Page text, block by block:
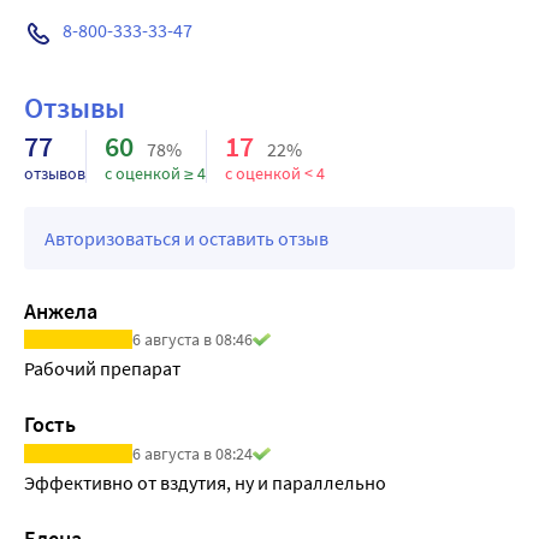
ароматизаторы, консерванты и красители, которые
содержит бактерии нормальной микрофлоры
кишечника.
Несколько лишних капель не станут причиной побочных
Хорошо сочетается с другими витаминными препаратами
8-800-333-33-47
Отзывы
77
отзывов
60 78%
с оценкой ≥ 4
17 22%
с оценкой < 4
Авторизоваться и оставить отзыв
Анжела
6 августа в 08:46
Рабочий препарат
Гость
6 августа в 08:24
Эффективно от вздутия, ну и параллельно